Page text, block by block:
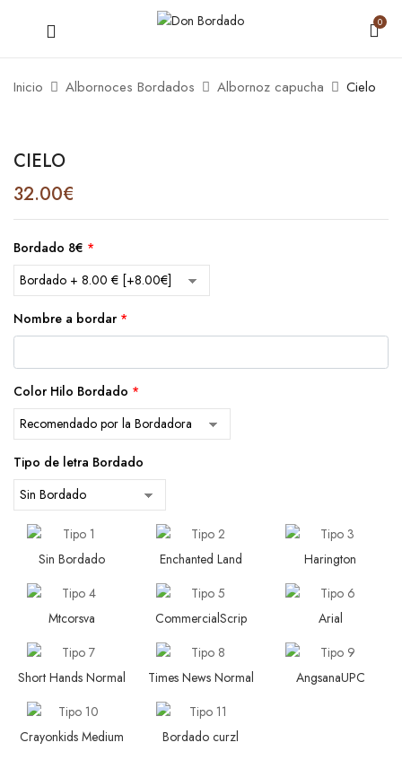
0
Inicio Albornoces Bordados Albornoz capucha Cielo
CIELO
32.00€
Bordado 8€ *
Nombre a bordar *
Color Hilo Bordado *
Tipo de letra Bordado
Sin Bordado Enchanted Land Harington
Mtcorsva CommercialScrip Arial
Short Hands Normal Times News Normal AngsanaUPC
Crayonkids Medium Bordado curzl